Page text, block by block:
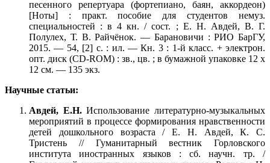
песенного репертуара (фортепиано, баян, аккордеон)
[Ноты] : практ. пособие для студентов немуз.
специальностей : в 4 кн. / сост. ; Е. Н. Авдей, В. Г.
Полулех, Т. В. Райчёнок. — Барановичи : РИО БарГУ,
2015. — 54, [2] с. : ил. — Кн. 3 : 1-й класс. + электрон.
опт. диск (CD-ROM) : зв., цв. ; в бумажной упаковке 12 x
12 см. — 135 экз.
Научные статьи:
Авдей, Е.Н.Использование литературно-музыкальных
мероприятий в процессе формирования нравственности
детей дошкольного возраста / Е. Н. Авдей, К. С.
Тристень // Гуманитарный вестник Горловского
института иностранных языков : сб. научн. тр. /